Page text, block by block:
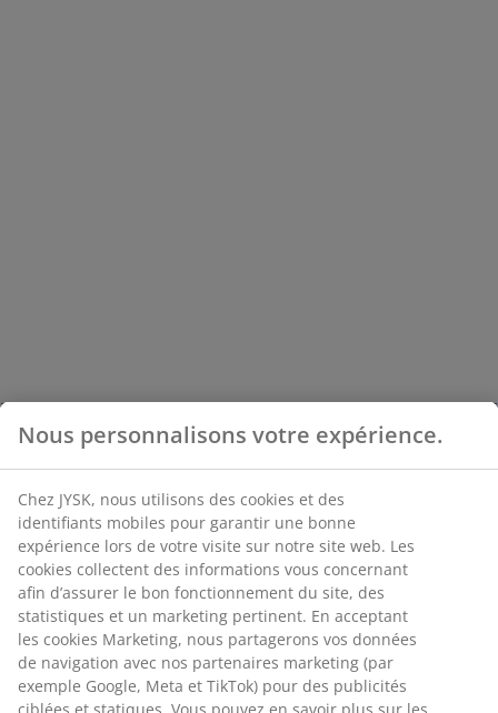
Nous personnalisons votre expérience.
Chez JYSK, nous utilisons des cookies et des
identifiants mobiles pour garantir une bonne
expérience lors de votre visite sur notre site web. Les
cookies collectent des informations vous concernant
afin d’assurer le bon fonctionnement du site, des
statistiques et un marketing pertinent. En acceptant
les cookies Marketing, nous partagerons vos données
de navigation avec nos partenaires marketing (par
exemple Google, Meta et TikTok) pour des publicités
ciblées et statiques. Vous pouvez en savoir plus sur les